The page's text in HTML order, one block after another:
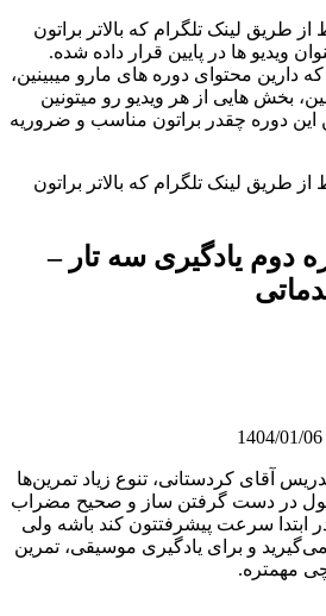
طريق لینک تلگرام که بالاتر براتون
ویدیو ها در پایین قرار داده شده.
دارین محتوای دوره های مارو میبینین،
بخش هایی از هر ویدیو رو میتونین
این دوره چقدر براتون مناسب و ضروریه
طريق لینک تلگرام که بالاتر براتون
دوم یادگیری سه تار –
1404/01/06
آقای کردستانی، تنوع زیاد تمرین‌ها
در دست گرفتن ساز و صحیح مضراب
سرعت پیشرفتتون کند باشه ولی
و برای یادگیری موسیقی، تمرین
مهمتره.